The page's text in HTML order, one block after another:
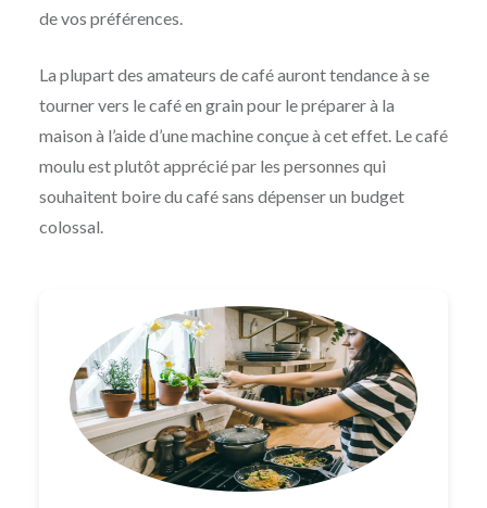
de vos préférences.
La plupart des amateurs de café auront tendance à se
tourner vers le café en grain pour le préparer à la
maison à l’aide d’une machine conçue à cet effet. Le café
moulu est plutôt apprécié par les personnes qui
souhaitent boire du café sans dépenser un budget
colossal.